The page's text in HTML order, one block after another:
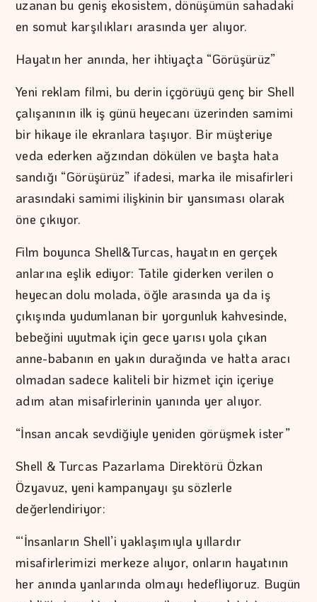
uzanan bu geniş ekosistem, dönüşümün sahadaki
en somut karşılıkları arasında yer alıyor.
Hayatın her anında, her ihtiyaçta “Görüşürüz”
Yeni reklam filmi, bu derin içgörüyü genç bir Shell
çalışanının ilk iş günü heyecanı üzerinden samimi
bir hikaye ile ekranlara taşıyor. Bir müşteriye
veda ederken ağzından dökülen ve başta hata
sandığı “Görüşürüz” ifadesi, marka ile misafirleri
arasındaki samimi ilişkinin bir yansıması olarak
öne çıkıyor.
Film boyunca Shell&Turcas, hayatın en gerçek
anlarına eşlik ediyor: Tatile giderken verilen o
heyecan dolu molada, öğle arasında ya da iş
çıkışında yudumlanan bir yorgunluk kahvesinde,
bebeğini uyutmak için gece yarısı yola çıkan
anne-babanın en yakın durağında ve hatta aracı
olmadan sadece kaliteli bir hizmet için içeriye
adım atan misafirlerinin yanında yer alıyor.
“İnsan ancak sevdiğiyle yeniden görüşmek ister”
Shell & Turcas Pazarlama Direktörü Özkan
Özyavuz, yeni kampanyayı şu sözlerle
değerlendiriyor:
“‘İnsanların Shell’i yaklaşımıyla yıllardır
misafirlerimizi merkeze alıyor, onların hayatının
her anında yanlarında olmayı hedefliyoruz. Bugün